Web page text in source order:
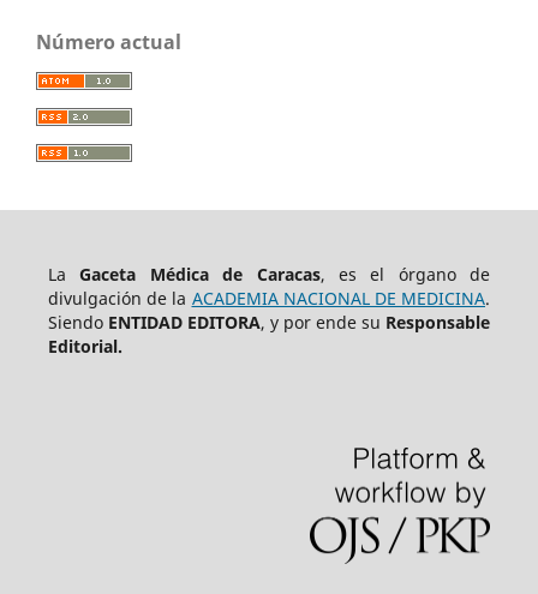
Número actual
LaGaceta Médica de Caracas, es el órgano de
divulgación de la ACADEMIA NACIONAL DE MEDICINA.
Siendo ENTIDAD EDITORA, y por ende su Responsable
Editorial.